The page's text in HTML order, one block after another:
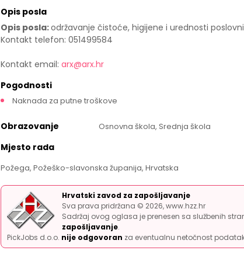
Opis posla
Opis posla:održavanje čistoće, higijene i urednosti
Kontakt telefon: 051499584
Kontakt email: arx@arx.hr
Pogodnosti
Naknada za putne troškove
Obrazovanje Osnovna škola, Srednja škola
Mjesto rada
Požega, Požeško-slavonska županija, Hrvatska
Hrvatski zavod za zapošljavanje
Sva prava pridržana © 2026, www.hzz.hr
Sadržaj ovog oglasa je prenesen sa službenih
zapošljavanje.
PickJobs d.o.o. nije odgovoran za eventualnu netočnost